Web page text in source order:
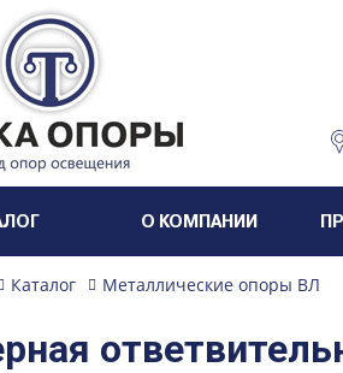
О КОМПАНИИ
Каталог Металлические опоры ВЛ